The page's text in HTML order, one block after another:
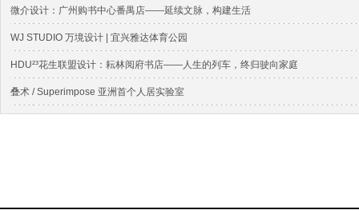
微介设计：广州购书中心番禺店——延续文脉，构建生活
WJ STUDIO 万境设计 | 宜兴雅达体育公园
HDU²³花生联盟设计：耘林阅府书店——人生的列车，终归驶向家庭
叠术 / Superimpose 亚洲⾸个⼈居实验室